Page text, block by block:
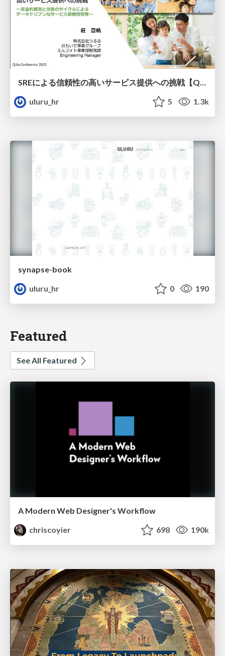
SREによる信頼性の高いサービス提供への挑戦【Qiita Conference 2023】
uluru_hr
5 1.3k
synapse-book
uluru_hr
0 190
Featured
See All Featured
A Modern Web Designer's Workflow
chriscoyier
698 190k